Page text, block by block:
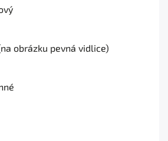
obrázku pevná vidlice)